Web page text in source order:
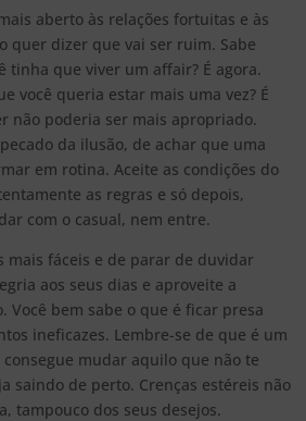
aberto às relações fortuitas e às
quer dizer que vai ser ruim. Sabe
tinha que viver um affair? É agora.
você queria estar mais uma vez? É
não poderia ser mais apropriado.
da ilusão, de achar que uma
em rotina. Aceite as condições do
as regras e só depois,
com o casual, nem entre.
mais fáceis e de parar de duvidar
aos seus dias e aproveite a
Você bem sabe o que é ficar presa
ineficazes. Lembre-se de que é um
mudar aquilo que não te
saindo de perto. Crenças estéreis não
tampouco dos seus desejos.